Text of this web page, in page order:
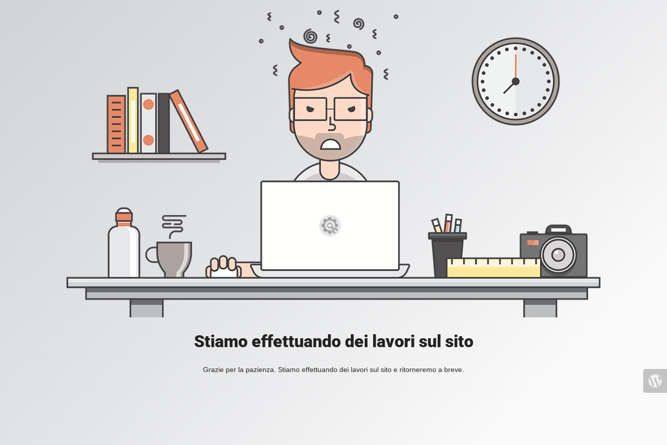
Stiamo effettuando dei lavori sul sito
Grazie per la pazienza. Stiamo effettuando dei lavori sul sito e ritorneremo a breve.